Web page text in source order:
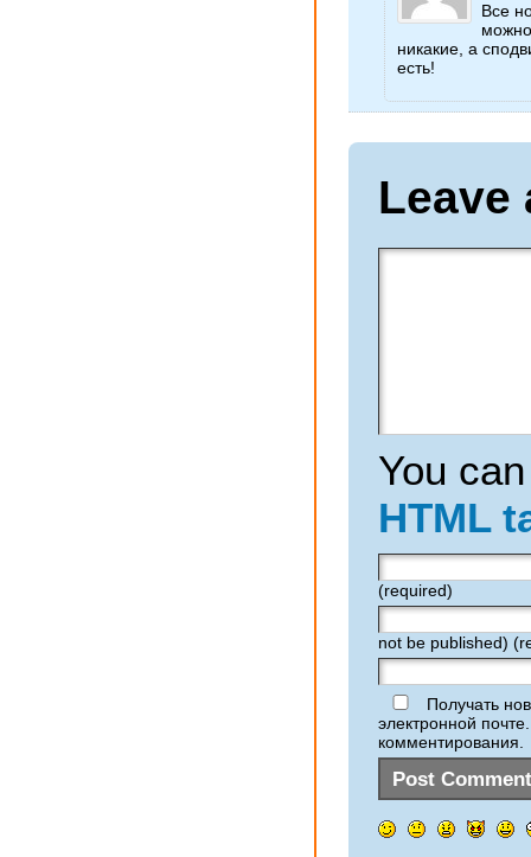
Все
никакие, а
есть!
Leave
You
HTML
(required)
not be published)
Получать
электронной
комментирования.